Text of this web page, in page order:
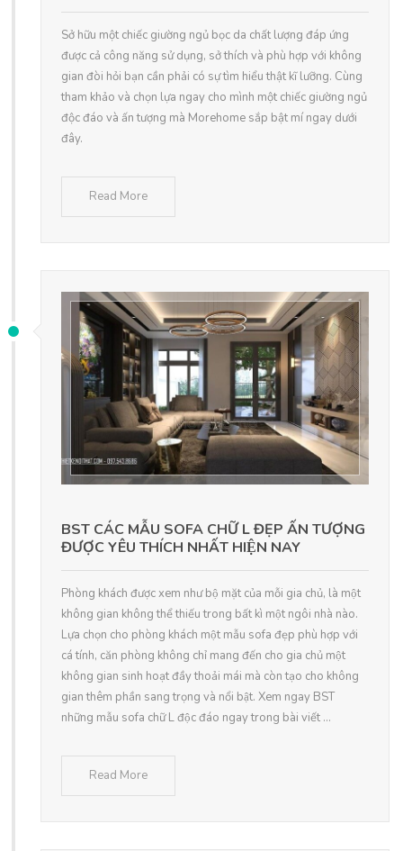
Sở hữu một chiếc giường ngủ bọc da chất lượng đáp ứng
được cả công năng sử dụng, sở thích và phù hợp với không
gian đòi hỏi bạn cần phải có sự tìm hiểu thật kĩ lưỡng. Cùng
tham khảo và chọn lựa ngay cho mình một chiếc giường ngủ
độc đáo và ấn tượng mà Morehome sắp bật mí ngay dưới
đây.
Read More
BST CÁC MẪU SOFA CHỮ L ĐẸP ẤN TƯỢNG
ĐƯỢC YÊU THÍCH NHẤT HIỆN NAY
Phòng khách được xem như bộ mặt của mỗi gia chủ, là một
không gian không thể thiếu trong bất kì một ngôi nhà nào.
Lựa chọn cho phòng khách một mẫu sofa đẹp phù hợp với
cá tính, căn phòng không chỉ mang đến cho gia chủ một
không gian sinh hoạt đầy thoải mái mà còn tạo cho không
gian thêm phần sang trọng và nổi bật. Xem ngay BST
những mẫu sofa chữ L độc đáo ngay trong bài viết ...
Read More